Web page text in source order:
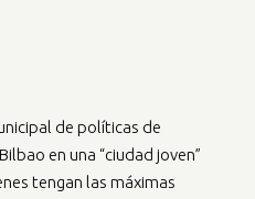
de políticas de
en una “ciudad joven”
tengan las máximas